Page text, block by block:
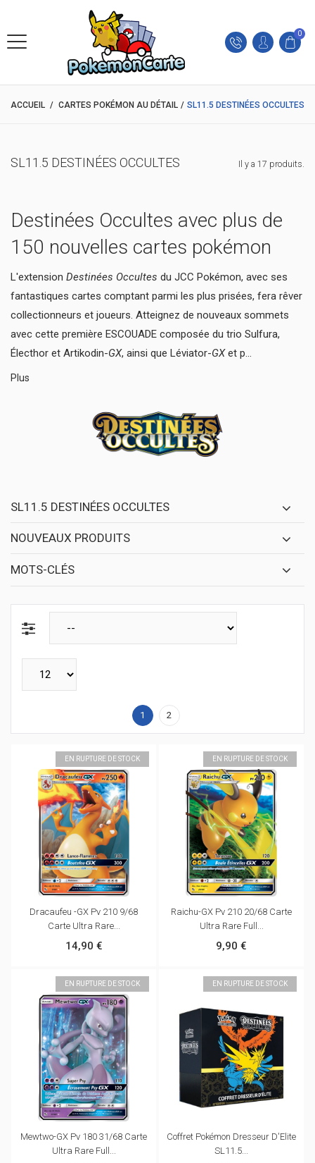
0
ACCUEIL / CARTES POKÉMON AU DÉTAIL / SL11.5 DESTINÉES OCCULTES
SL11.5 DESTINÉES OCCULTES Il y a 17 produits.
Destinées Occultes avec plus de
150 nouvelles cartes pokémon
L'extension Destinées Occultes du JCC Pokémon, avec ses
fantastiques cartes comptant parmi les plus prisées, fera rêver
collectionneurs et joueurs. Atteignez de nouveaux sommets
avec cette première ESCOUADE composée du trio Sulfura,
Électhor et Artikodin-GX, ainsi que Léviator-GXet p...
Plus
SL11.5 DESTINÉES OCCULTES
NOUVEAUX PRODUITS
MOTS-CLÉS
1 2
EN RUPTURE DE STOCK
Dracaufeu -GX Pv 210 9/68
Carte Ultra Rare...
14,90 €
EN RUPTURE DE STOCK
Raichu-GX Pv 210 20/68 Carte
Ultra Rare Full...
9,90 €
EN RUPTURE DE STOCK
Mewtwo-GX Pv 180 31/68 Carte
Ultra Rare Full...
EN RUPTURE DE STOCK
Coffret Pokémon Dresseur D'Elite
SL11.5...